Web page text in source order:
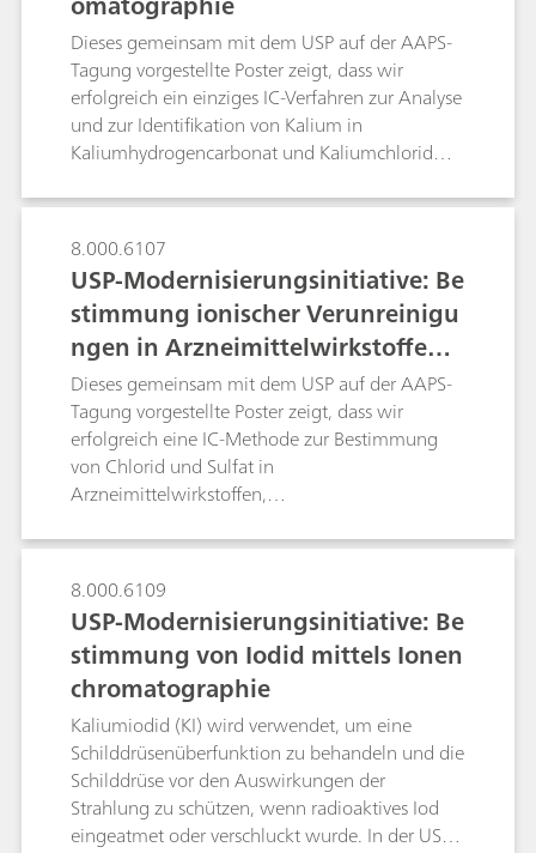
der allgemeinen Leistungsfähigkeit dieser
Methode.
Dieses gemeinsam mit dem USP auf der AAPS-
Tagung vorgestellte Poster zeigt, dass wir
erfolgreich ein einziges IC-Verfahren zur Analyse
und zur Identifikation von Kalium in
Kaliumhydrogencarbonat und Kaliumchlorid
Brauselösungen zum Einnehmen verwendet
wird. Die optimierten chromatographischen
Bedingungen könnten auch für andere
kationische Verunreinigungen wie Magnesium,
Calcium, Natrium und Ammoniak in
Kaliumhydrogencarbonat und Kaliumchlorid
Anwendung finden, das für Brauselösungen
zum Einnehmen verwendet wird. Ein einziges
chromatographisches Verfahren zur Analyse und
zur Identifikation vereinfacht den gesamten
Ablauf der Qualitätssicherung- und -kontrolle.
8.000.6107
USP-Modernisierungsinitiative: Be
stimmung ionischer Verunreinigu
ngen in Arzneimittelwirkstoffen
mittels Ionenchromatographie
Dieses gemeinsam mit dem USP auf der AAPS-
Tagung vorgestellte Poster zeigt, dass wir
erfolgreich eine IC-Methode zur Bestimmung
von Chlorid und Sulfat in
Arzneimittelwirkstoffen,
validiert haben. Mit der vorgeschlagenen IC-
Methode werden die Einschränkungen der
Turbidimetrie bzw. des visuellen Vergleichs
überwunden.
8.000.6109
USP-Modernisierungsinitiative: Be
stimmung von Iodid mittels Ionen
chromatographie
Kaliumiodid (KI) wird verwendet, um eine
Schilddrüsenüberfunktion zu behandeln und die
Schilddrüse vor den Auswirkungen der
Strahlung zu schützen, wenn radioaktives Iod
eingeatmet oder verschluckt wurde. In der USP-